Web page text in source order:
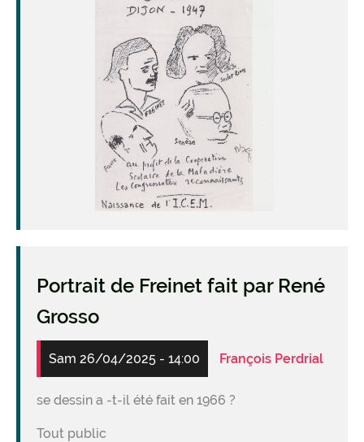
Portrait de Freinet fait par René
Grosso
Sam 26/04/2025 - 14:00 François Perdrial
se dessin a -t-il été fait en 1966 ?
Tout public